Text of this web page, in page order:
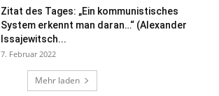
Zitat des Tages: „Ein kommunistisches
System erkennt man daran…“ (Alexander
Issajewitsch...
7. Februar 2022
Mehr laden